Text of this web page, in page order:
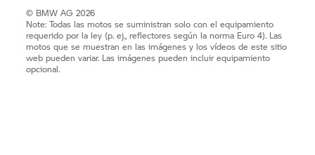
© BMW AG 2026
Note: Todas las motos se suministran solo con el equipamiento
requerido por la ley (p. ej., reflectores según la norma Euro 4). Las
motos que se muestran en las imágenes y los vídeos de este sitio
web pueden variar. Las imágenes pueden incluir equipamiento
opcional.